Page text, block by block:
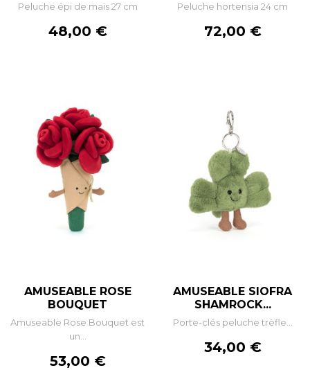
Peluche épi de maïs 27 cm
Prix
48,00 €
Peluche hortensia 24 cm
Prix
72,00 €
AMUSEABLE ROSE
BOUQUET
Amuseable Rose Bouquet est
un...
Prix
53,00 €
AMUSEABLE SIOFRA
SHAMROCK...
Porte-clés peluche trèfle...
Prix
34,00 €